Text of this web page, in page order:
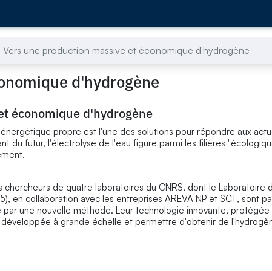
Vers une production massive et économique d'hydrogène
d'hydrogène
économique d'hydrogène
propre est l'une des solutions pour répondre aux
du futur, l'électrolyse de l'eau figure parmi les filières
de quatre laboratoires du CNRS, dont le Laboratoire
en collaboration avec les entreprises AREVA NP et SCT, sont
une nouvelle méthode. Leur technologie innovante,
à grande échelle et permettre d'obtenir de